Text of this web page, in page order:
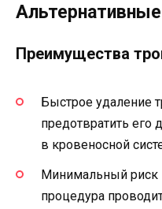
Преимущества
Быстрое удаление
предотвратить его
в кровеносной
Минимальный риск
процедура